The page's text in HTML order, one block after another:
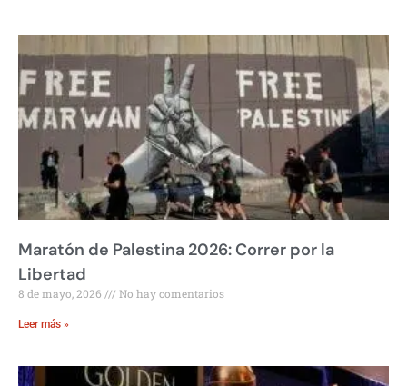
Maratón de Palestina 2026: Correr por la
Libertad
8 de mayo, 2026 No hay comentarios
Leer más »